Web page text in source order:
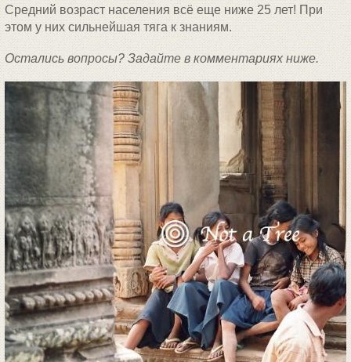
Средний возраст населения всё еще ниже 25 лет! При
этом у них сильнейшая тяга к знаниям.
Остались вопросы? Задайте в комментариях ниже.